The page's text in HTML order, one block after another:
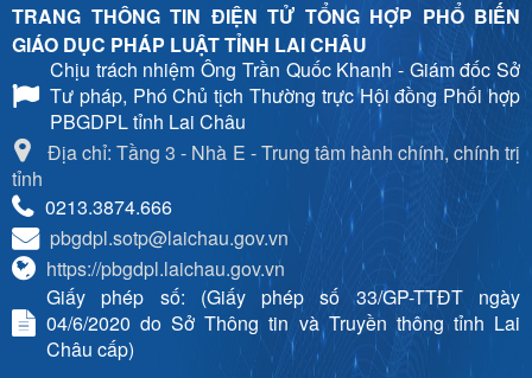
TRANG THÔNG TIN ĐIỆN TỬ TỔNG HỢP PHỔ BIẾN
GIÁO DỤC PHÁP LUẬT TỈNH LAI CHÂU
Chịu trách nhiệmÔng Trần Quốc Khanh - Giám đốc Sở
Tư pháp, Phó Chủ tịch Thường trực Hội đồng Phối hợp
PBGDPL tỉnh Lai Châu
Địa chỉ: Tầng 3 - Nhà E - Trung tâm hành chính, chính trị
tỉnh
0213.3874.666
pbgdpl.sotp@laichau.gov.vn
https://pbgdpl.laichau.gov.vn
Giấy phép số: (Giấy phép số 33/GP-TTĐT ngày
04/6/2020 do Sở Thông tin và Truyền thông tỉnh Lai
Châu cấp)